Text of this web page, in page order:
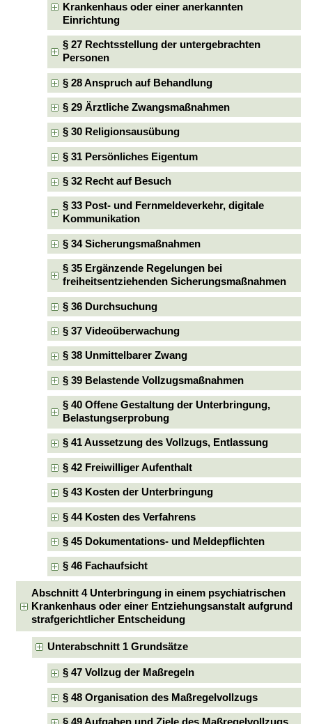
Krankenhaus oder einer anerkannten
Einrichtung
§ 27 Rechtsstellung der untergebrachten
Personen
§ 28 Anspruch auf Behandlung
§ 29 Ärztliche Zwangsmaßnahmen
§ 30 Religionsausübung
§ 31 Persönliches Eigentum
§ 32 Recht auf Besuch
§ 33 Post- und Fernmeldeverkehr, digitale
Kommunikation
§ 34 Sicherungsmaßnahmen
§ 35 Ergänzende Regelungen bei
freiheitsentziehenden Sicherungsmaßnahmen
§ 36 Durchsuchung
§ 37 Videoüberwachung
§ 38 Unmittelbarer Zwang
§ 39 Belastende Vollzugsmaßnahmen
§ 40 Offene Gestaltung der Unterbringung,
Belastungserprobung
§ 41 Aussetzung des Vollzugs, Entlassung
§ 42 Freiwilliger Aufenthalt
§ 43 Kosten der Unterbringung
§ 44 Kosten des Verfahrens
§ 45 Dokumentations- und Meldepflichten
§ 46 Fachaufsicht
Abschnitt 4 Unterbringung in einem psychiatrischen
Krankenhaus oder einer Entziehungsanstalt aufgrund
strafgerichtlicher Entscheidung
Unterabschnitt 1 Grundsätze
§ 47 Vollzug der Maßregeln
§ 48 Organisation des Maßregelvollzugs